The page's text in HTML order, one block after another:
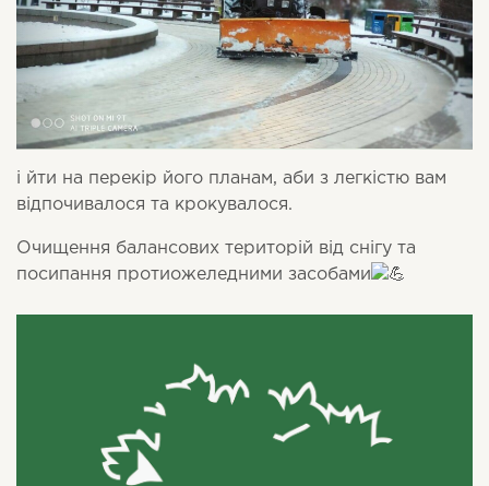
і йти на перекір його планам, аби з легкістю вам
відпочивалося та крокувалося.
Очищення балансових територій від снігу та
посипання протиожеледними засобами